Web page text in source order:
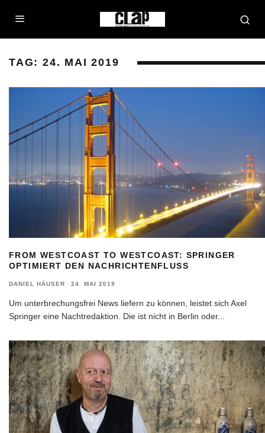
TAG: 24. MAI 2019
FROM WESTCOAST TO WESTCOAST: SPRINGER
OPTIMIERT DEN NACHRICHTENFLUSS
DANIEL HÄUSER · 24. MAI 2019
Um unterbrechungsfrei News liefern zu können, leistet sich Axel
Springer eine Nachtredaktion. Die ist nicht in Berlin oder...